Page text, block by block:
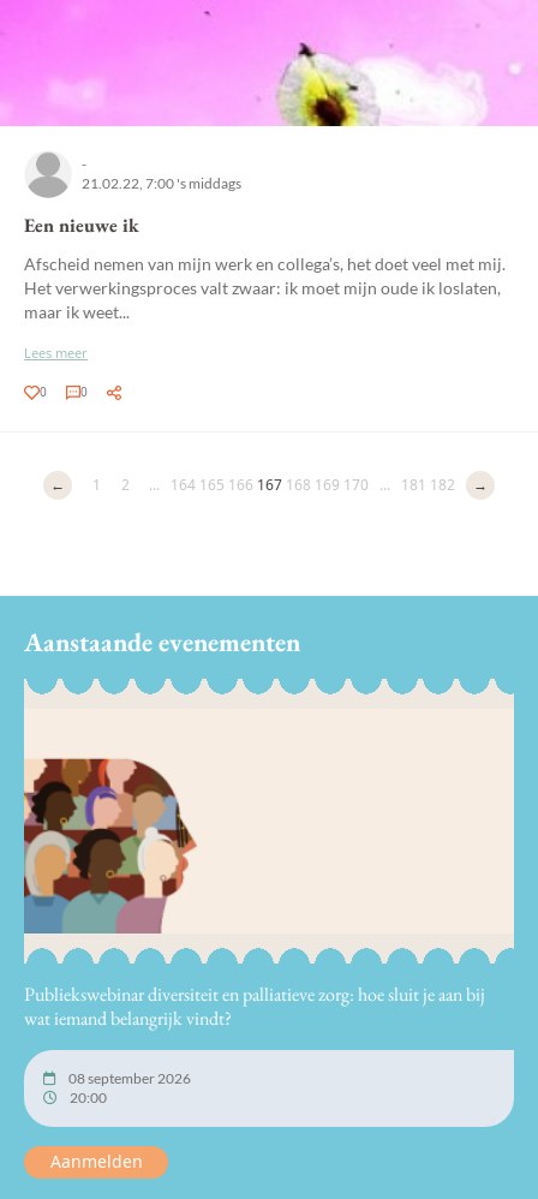
-
21.02.22, 7:00 's middags
Een nieuwe ik
Afscheid nemen van mijn werk en collega’s, het doet veel met mij.
Het verwerkingsproces valt zwaar: ik moet mijn oude ik loslaten,
maar ik weet...
Lees meer
0 0
← 1 2 ... 164 165 166 167 168 169 170 ... 181 182 →
Aanstaande evenementen
Publiekswebinar diversiteit en palliatieve zorg: hoe sluit je aan bij
wat iemand belangrijk vindt?
08 september 2026
20:00
Aanmelden